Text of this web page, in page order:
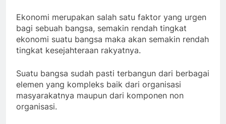
Ekonomi merupakan salah satu faktor yang urgen
bagi sebuah bangsa, semakin rendah tingkat
ekonomi suatu bangsa maka akan semakin rendah
tingkat kesejahteraan rakyatnya.
Suatu bangsa sudah pasti terbangun dari berbagai
elemen yang kompleks baik dari organisasi
masyarakatnya maupun dari komponen non
organisasi.